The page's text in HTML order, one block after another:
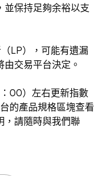
並保持足夠余裕以支
LP），可能有遺漏
交易平台決定。
00）左右更新指數
的產品規格區塊查看
，請隨時與我們聯